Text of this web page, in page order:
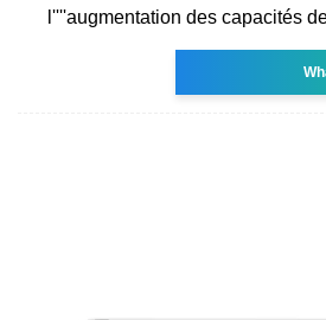
l''''augmentation des capacités